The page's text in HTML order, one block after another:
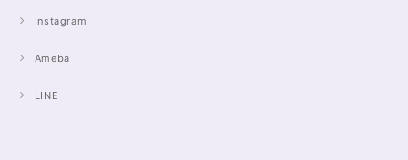
Instagram
Ameba
LINE